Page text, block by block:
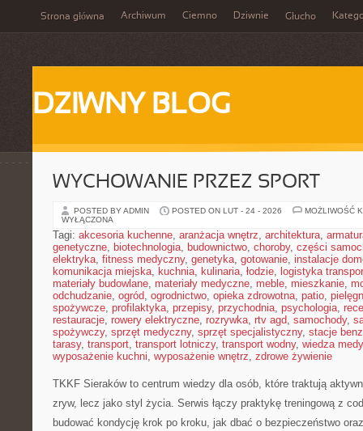
Strona główna Archiwum Ciemno Dziwnie Głucho
DZIWNY BLOG
WYCHOWANIE PRZEZ SPORT
POSTED BY ADMIN POSTED ON LUT - 24 - 2026
MOŻLIWOŚĆ
WYŁĄCZONA
Tagi: akcesoria kuchenne, aranżacja wnętrz, architektura,
genetyczne, biotechnologia, budownictwo, choroby, części
elektryka, fitness medyczny, genetyka, gotowanie, instalacje
komunikacja miejska, kuchnia, kulinaria, łodzie, logistyka
materiały budowlane, materiały medyczne, meble, mieszkanie,
odchudzanie, ogród, ogrodnictwo, opieka zdrowotna, patio,
spożywcze, profilaktyka, przepisy, przychodnia, psychologia,
restauracje, rowery elektryczne, rozrywka, rtv agd, samochody,
spożywczy, sprzęt medyczny, sprzęt specjalistyczny, stacje
tarasy, transport, transport lotniczy, transport wodny, wiedza
wyposażenie kuchni, wyposażenie wnętrz, zdrowe żywienie
TKKF Sieraków to centrum wiedzy dla osób, które traktują
zryw, lecz jako styl życia. Serwis łączy praktykę treningową z
budować kondycję krok po kroku, jak dbać o bezpieczeństwo